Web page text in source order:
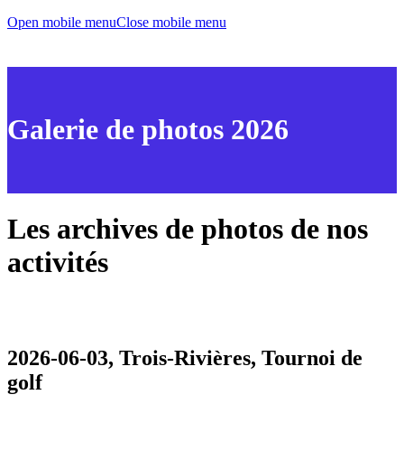
Open mobile menuClose mobile menu
Galerie de photos 2026
Les archives de photos de nos
activités
2026-06-03, Trois-Rivières, Tournoi de
golf